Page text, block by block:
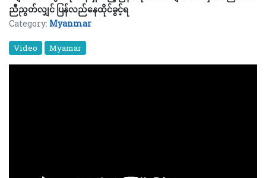
ညီညွတ်လျှင် ပြန်လည်နေထိုင်ခွင့်ရ
Category: Myanmar
Video Myamar